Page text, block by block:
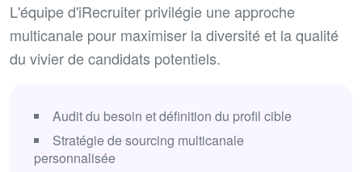
L'équipe d'iRecruiter privilégie une approche
multicanale pour maximiser la diversité et la qualité
du vivier de candidats potentiels.
Audit du besoin et définition du profil cible
Stratégie de sourcing multicanale
personnalisée